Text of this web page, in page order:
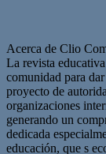
Acerca de Clio
La revista
comunidad para
proyecto de
organizaciones
generando un
dedicada
educación, que s